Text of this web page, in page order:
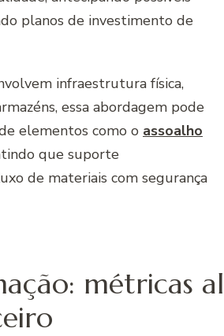
planos de investimento de
infraestrutura física,
essa abordagem pode
elementos como o assoalho
que suporte
de materiais com segurança
métricas